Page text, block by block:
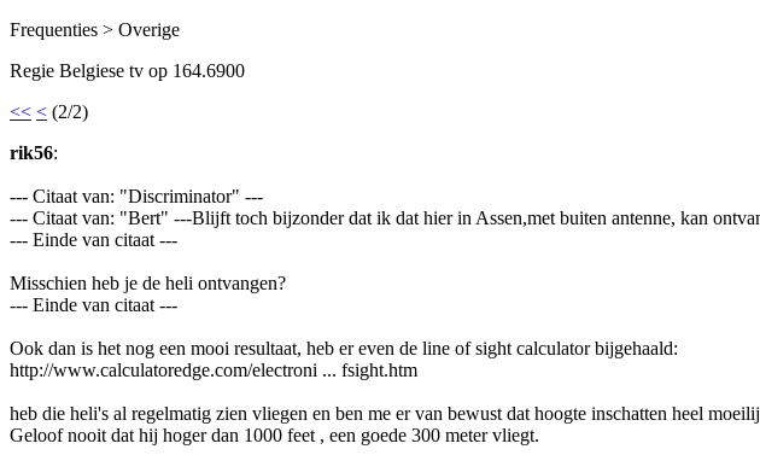
Frequenties > Overige
Regie Belgiese tv op 164.6900
<< < (2/2)
rik56:
--- Citaat van: "Discriminator" ---
--- Citaat van: "Bert" ---Blijft toch bijzonder dat ik dat hier in Assen,met buiten antenne, kan
--- Einde van citaat ---
Misschien heb je de heli ontvangen?
--- Einde van citaat ---
Ook dan is het nog een mooi resultaat, heb er even de line of sight calculator bijgehaald:
http://www.calculatoredge.com/electroni ... fsight.htm
heb die heli's al regelmatig zien vliegen en ben me er van bewust dat hoogte inschatten heel
Geloof nooit dat hij hoger dan 1000 feet , een goede 300 meter vliegt.